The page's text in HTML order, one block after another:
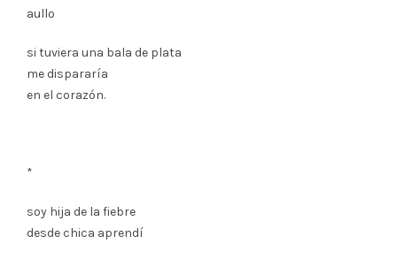
aullo
si tuviera una bala de plata
me dispararía
en el corazón.
*
soy hija de la fiebre
desde chica aprendí